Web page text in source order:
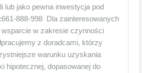
lub jako pewna inwestycja pod
888-998 Dla zainteresowanych
wsparcie w zakresie czynności
z doradcami, którzy
warunku uzyskania
hipotecznej, dopasowanej do